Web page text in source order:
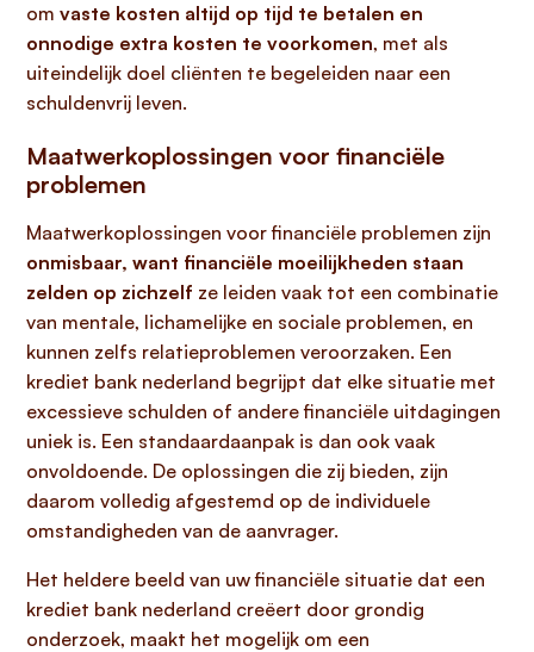
om vaste kosten altijd op tijd te betalen en
onnodige extra kosten te voorkomen, met als
uiteindelijk doel cliënten te begeleiden naar een
schuldenvrij leven.
Maatwerkoplossingen voor financiële
problemen
Maatwerkoplossingen voor financiële problemen zijn
onmisbaar, want financiële moeilijkheden staan
zelden op zichzelf ze leiden vaak tot een combinatie
van mentale, lichamelijke en sociale problemen, en
kunnen zelfs relatieproblemen veroorzaken. Een
krediet bank nederland begrijpt dat elke situatie met
excessieve schulden of andere financiële uitdagingen
uniek is. Een standaardaanpak is dan ook vaak
onvoldoende. De oplossingen die zij bieden, zijn
daarom volledig afgestemd op de individuele
omstandigheden van de aanvrager.
Het heldere beeld van uw financiële situatie dat een
krediet bank nederland creëert door grondig
onderzoek, maakt het mogelijk om een